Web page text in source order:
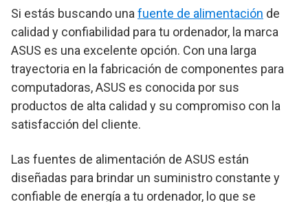
Si estás buscando una fuente de alimentación de
calidad y confiabilidad para tu ordenador, la marca
ASUS es una excelente opción. Con una larga
trayectoria en la fabricación de componentes para
computadoras, ASUS es conocida por sus
productos de alta calidad y su compromiso con la
satisfacción del cliente.
Las fuentes de alimentación de ASUS están
diseñadas para brindar un suministro constante y
confiable de energía a tu ordenador, lo que se